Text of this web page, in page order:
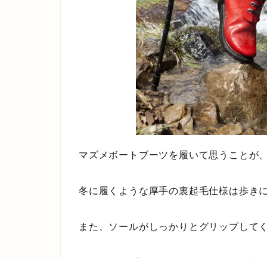
マズメボートブーツを履いて思うことが
冬に履くような厚手の裏起毛仕様は歩き
また、ソールがしっかりとグリップして